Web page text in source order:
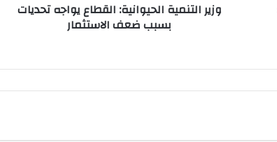
وزير التنمية الحيوانية: القطاع يواجه تحديات
بسبب ضعف الاستثمار